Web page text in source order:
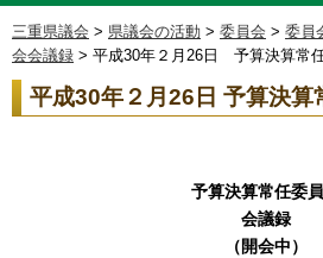
三重県議会 > 県議会の活動 > 委員会 > 委員
会会議録 > 平成30年２月26日 予算決算常
平成30年２月26日 予算決算
予算決算常任委
会議録
（開会中）